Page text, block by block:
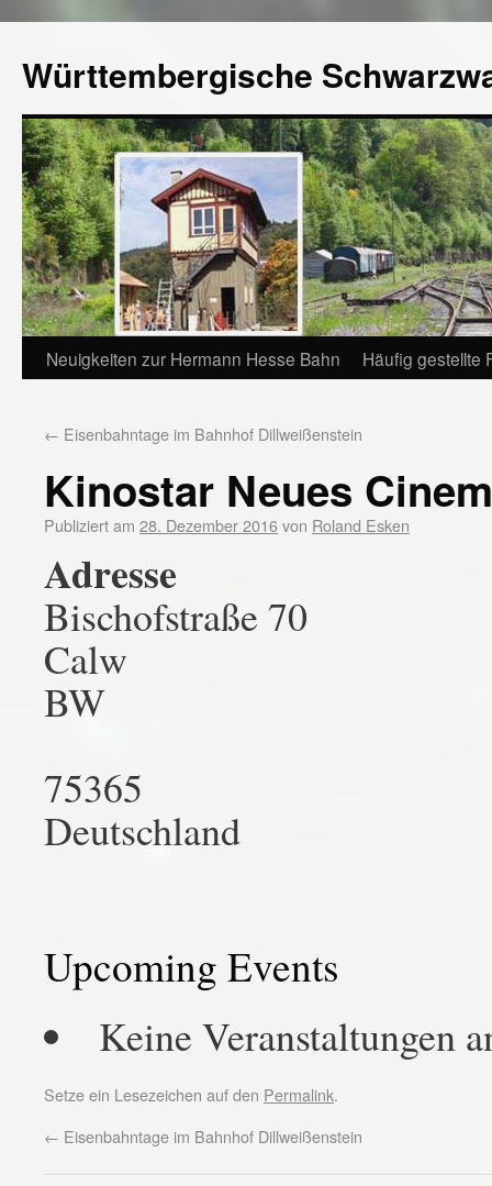
Württembergische
Neuigkeiten zur Hermann Hesse Bahn Häufig gestellte
← Eisenbahntage im Bahnhof Dillweißenstein
Kinostar Neues
Publiziert am 28. Dezember 2016von Roland Esken
Adresse
Bischofstraße 70
Calw
BW
75365
Deutschland
Upcoming Events
Keine Veranstaltungen
Setze ein Lesezeichen auf den Permalink.
← Eisenbahntage im Bahnhof Dillweißenstein